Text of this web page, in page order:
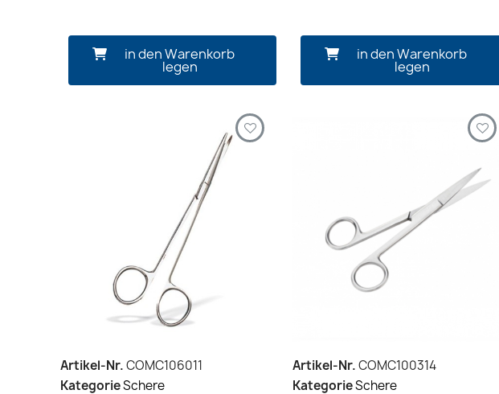
in den Warenkorb
legen
in den Warenkorb
legen
Artikel-Nr.COMC106011
KategorieSchere
Artikel-Nr.COMC100314
KategorieSchere